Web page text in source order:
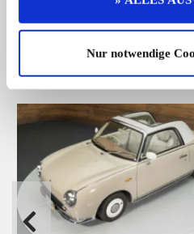
Nur notwendige
Das könnte Sie auch